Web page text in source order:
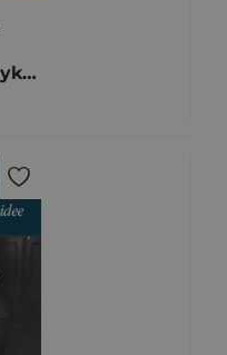
Psychologia na styku. Jak ciało współgra z umysłem